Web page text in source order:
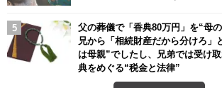
父の葬儀で「香典80万円」を“母
兄から「相続財産だから分けろ
は母親”でしたし、兄弟では受け
典をめぐる“税金と法律”